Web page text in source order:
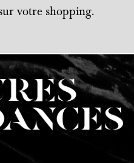
votre shopping.